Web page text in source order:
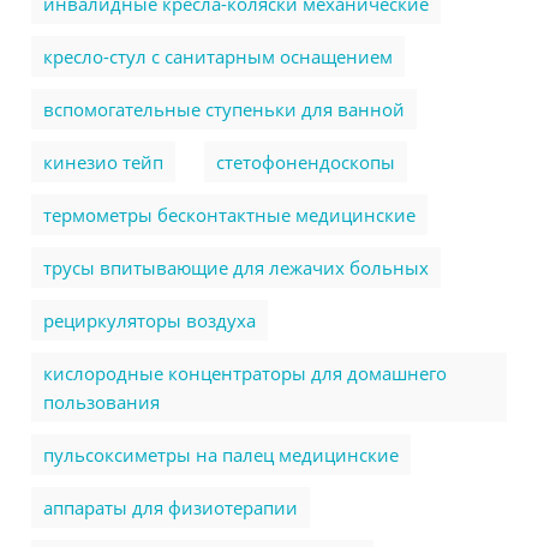
кресло-стул с санитарным оснащением
вспомогательные ступеньки для ванной
кинезио тейп стетофонендоскопы
термометры бесконтактные медицинские
трусы впитывающие для лежачих больных
рециркуляторы воздуха
кислородные концентраторы для домашнего
пользования
пульсоксиметры на палец медицинские
аппараты для физиотерапии